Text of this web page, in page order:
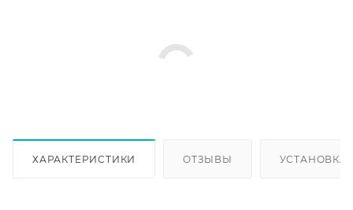
ХАРАКТЕРИСТИКИ ОТЗЫВЫ УСТАНОВКА